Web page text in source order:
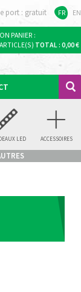
port : gratuit FR EN
PANIER :
TOTAL : 0,00 €
LED ACCESSOIRES